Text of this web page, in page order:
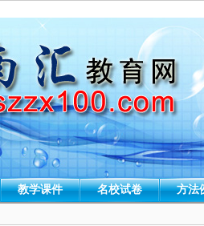
教学课件 名校试卷 方法